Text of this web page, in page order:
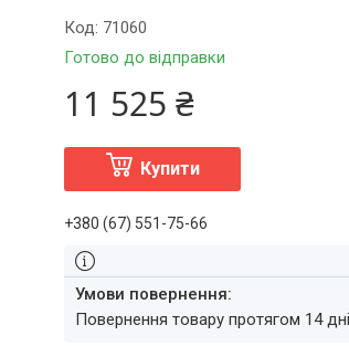
Готово до відправки
Код: 71060
11 525 ₴
Купити
+380 (67) 551-75-66
повернення товару протягом 14